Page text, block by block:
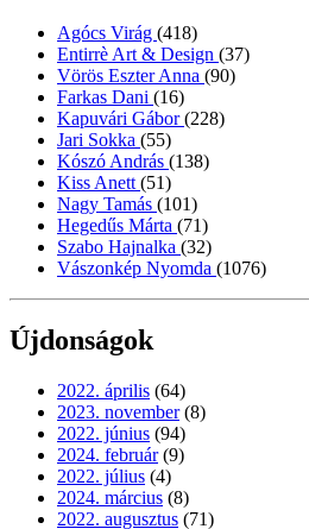
Agócs Virág (418)
Entirrè Art & Design (37)
Vörös Eszter Anna (90)
Farkas Dani (16)
Kapuvári Gábor(228)
Jari Sokka (55)
Kószó András (138)
Kiss Anett (51)
Nagy Tamás (101)
Hegedűs Márta (71)
Szabo Hajnalka (32)
Vászonkép Nyomda (1076)
Újdonságok
2022. április (64)
2023. november (8)
2022. június (94)
2024. február (9)
2022. július (4)
2024. március (8)
2022. augusztus (71)